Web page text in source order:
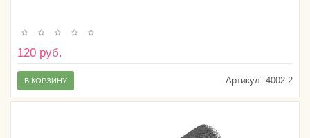
120 руб.
Артикул: 4002-2
В КОРЗИНУ